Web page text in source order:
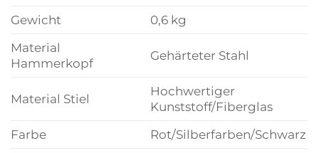
Gewicht
0,6 kg
Material
Hammerkopf
Gehärteter Stahl
Material Stiel
Hochwertiger
Kunststoff/Fiberglas
Farbe
Rot/Silberfarben/Schwarz